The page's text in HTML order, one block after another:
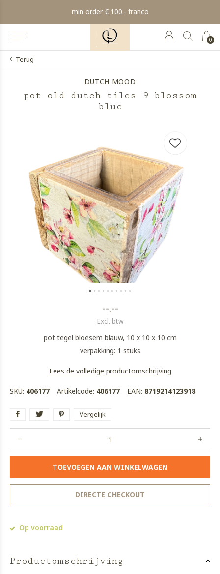
0
min order € 100.- franco
Terug
DUTCH MOOD
pot old dutch tiles 9 blossom
blue
--,--
Excl. btw
pot tegel bloesem blauw, 10 x 10 x 10 cm
verpakking: 1 stuks
Lees de volledige productomschrijving
SKU: 406177 Artikelcode: 406177 EAN: 8719214123918
Vergelijk
TOEVOEGEN AAN WINKELWAGEN
DIRECTE CHECKOUT
Op voorraad
Productomschrijving